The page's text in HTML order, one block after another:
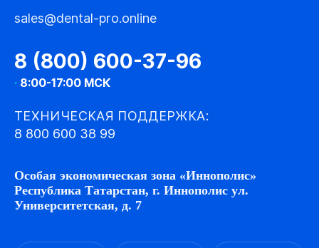
sales@dental-pro.online
8 (800) 600-37-96
· 8:00-17:00 МСК
ТЕХНИЧЕСКАЯ ПОДДЕРЖКА:
8 800 600 38 99
Особая экономическая зона «Иннополис»
Республика Татарстан, г. Иннополис ул.
Университетская, д. 7